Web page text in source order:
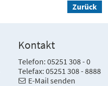
Zurück
Kontakt
Telefon: 05251 308 - 0
Telefax: 05251 308 - 8888
E-Mail senden